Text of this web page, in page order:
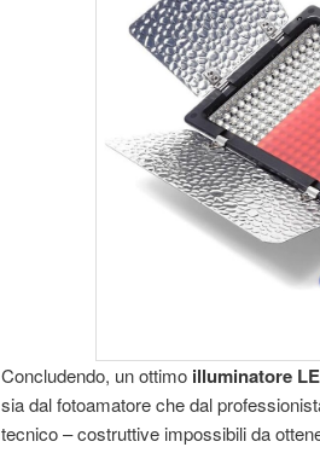
Concludendo, un ottimo illuminatore
sia dal fotoamatore che dal
tecnico – costruttive impossibili da